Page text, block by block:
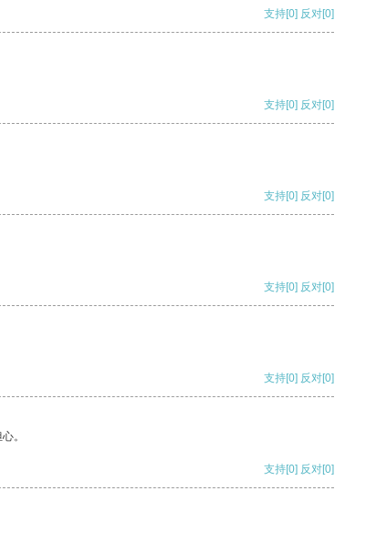
支持[0] 反对[0]
支持[0] 反对[0]
支持[0] 反对[0]
支持[0] 反对[0]
支持[0] 反对[0]
。
支持[0] 反对[0]